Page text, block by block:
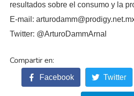
resultados sobre el consumo y la
E-mail:
Twitter: @ArturoDammArnal
Facebook Twitter